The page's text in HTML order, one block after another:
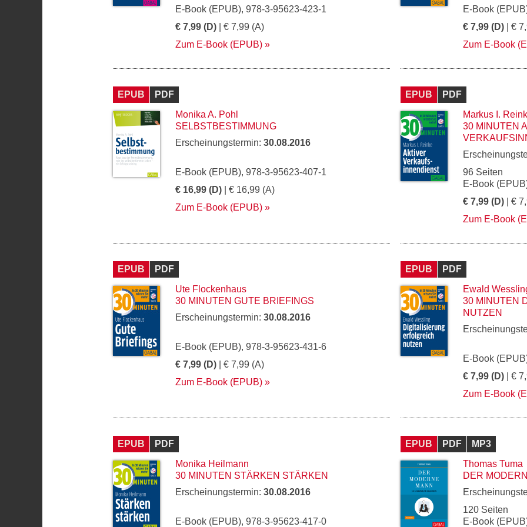
E-Book (EPUB), 978-3-95623-423-1
€ 7,99 (D) | € 7,99 (A)
Zum E-Book (EPUB)
E-Book
€ 7,99 (D) | €
Zum E-Book
EPUB
PDF
Monika A. Pohl
SELBSTBESTIMMUNG
Erscheinungstermin: 30.08.2016
E-Book (EPUB), 978-3-95623-407-1
€ 16,99 (D) | € 16,99 (A)
Zum E-Book (EPUB)
EPUB
PDF
Markus I.
30 MINUTEN
96 Seiten
E-Book
€ 7,99 (D) | €
Zum E-Book
EPUB
PDF
Ute Flockenhaus
30 MINUTEN GUTE BRIEFINGS
Erscheinungstermin: 30.08.2016
E-Book (EPUB), 978-3-95623-431-6
€ 7,99 (D) | € 7,99 (A)
Zum E-Book (EPUB)
EPUB
PDF
Ewald
30 MINUTEN
NUTZEN
E-Book
€ 7,99 (D) | €
Zum E-Book
EPUB
PDF
Monika Heilmann
30 MINUTEN STÄRKEN STÄRKEN
Erscheinungstermin: 30.08.2016
E-Book (EPUB), 978-3-95623-417-0
EPUB PDF
MP3
Thomas Tuma
DER
120 Seiten
E-Book